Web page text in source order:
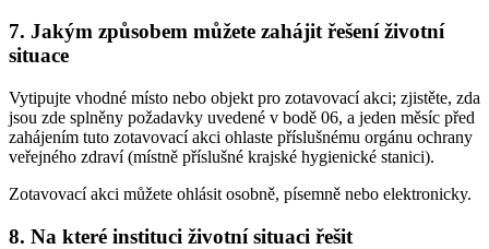
7. Jakým způsobem můžete zahájit řešení životní
situace
Vytipujte vhodné místo nebo objekt pro zotavovací akci; zjistěte, zda
jsou zde splněny požadavky uvedené v bodě 06, a jeden měsíc před
zahájením tuto zotavovací akci ohlaste příslušnému orgánu ochrany
veřejného zdraví (místně příslušné krajské hygienické stanici).
Zotavovací akci můžete ohlásit osobně, písemně nebo elektronicky.
8. Na které instituci životní situaci řešit